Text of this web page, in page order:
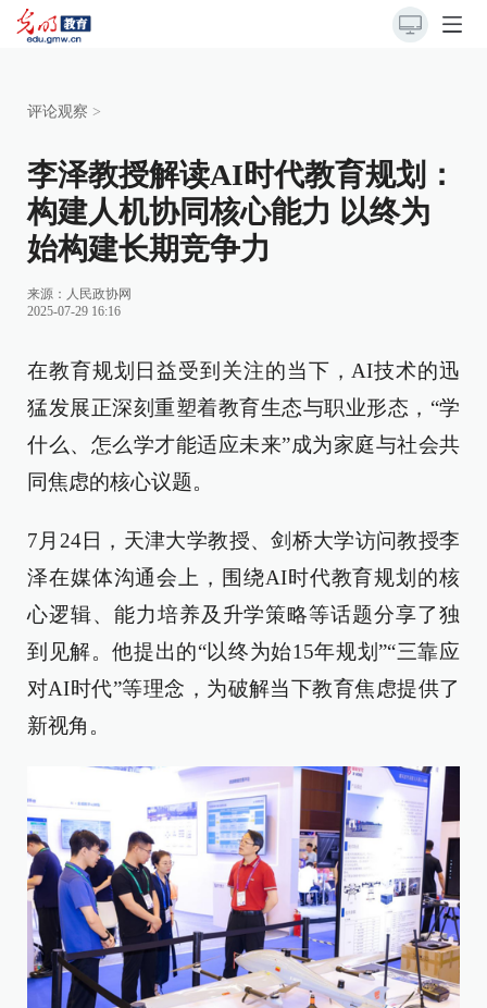
评论观察 >
李泽教授解读AI时代教育规划：
构建人机协同核心能力 以终为
始构建长期竞争力
来源： 人民政协网
2025-07-29 16:16
在教育规划日益受到关注的当下，AI技术的迅
猛发展正深刻重塑着教育生态与职业形态，“学
什么、怎么学才能适应未来”成为家庭与社会共
同焦虑的核心议题。
7月24日，天津大学教授、剑桥大学访问教授李
泽在媒体沟通会上，围绕AI时代教育规划的核
心逻辑、能力培养及升学策略等话题分享了独
到见解。他提出的“以终为始15年规划”“三靠应
对AI时代”等理念，为破解当下教育焦虑提供了
新视角。